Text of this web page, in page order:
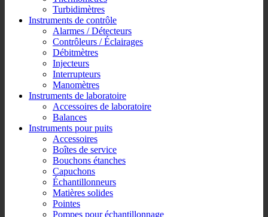
Turbidimètres
Instruments de contrôle
Alarmes / Détecteurs
Contrôleurs / Éclairages
Débitmètres
Injecteurs
Interrupteurs
Manomètres
Instruments de laboratoire
Accessoires de laboratoire
Balances
Instruments pour puits
Accessoires
Boîtes de service
Bouchons étanches
Capuchons
Échantillonneurs
Matières solides
Pointes
Pompes pour échantillonnage